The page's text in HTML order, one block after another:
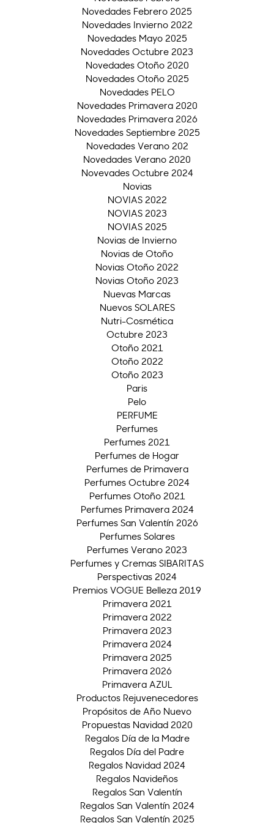
Novedades Febrero 2025
Novedades Invierno 2022
Novedades Mayo 2025
Novedades Octubre 2023
Novedades Otoño 2020
Novedades Otoño 2025
Novedades PELO
Novedades Primavera 2020
Novedades Primavera 2026
Novedades Septiembre 2025
Novedades Verano 202
Novedades Verano 2020
Novevades Octubre 2024
Novias
NOVIAS 2022
NOVIAS 2023
NOVIAS 2025
Novias de Invierno
Novias de Otoño
Novias Otoño 2022
Novias Otoño 2023
Nuevas Marcas
Nuevos SOLARES
Nutri-Cosmética
Octubre 2023
Otoño 2021
Otoño 2022
Otoño 2023
Paris
Pelo
PERFUME
Perfumes
Perfumes 2021
Perfumes de Hogar
Perfumes de Primavera
Perfumes Octubre 2024
Perfumes Otoño 2021
Perfumes Primavera 2024
Perfumes San Valentín 2026
Perfumes Solares
Perfumes Verano 2023
Perfumes y Cremas SIBARITAS
Perspectivas 2024
Premios VOGUE Belleza 2019
Primavera 2021
Primavera 2022
Primavera 2023
Primavera 2024
Primavera 2025
Primavera 2026
Primavera AZUL
Productos Rejuvenecedores
Propósitos de Año Nuevo
Propuestas Navidad 2020
Regalos Día de la Madre
Regalos Día del Padre
Regalos Navidad 2024
Regalos Navideños
Regalos San Valentín
Regalos San Valentín 2024
Regalos San Valentín 2025